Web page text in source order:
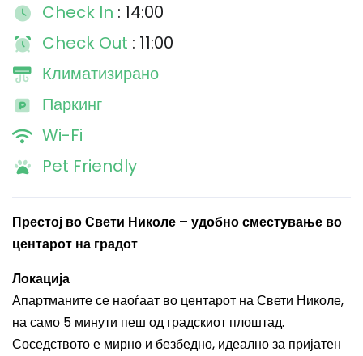
Check In : 14:00
Check Out : 11:00
Климатизирано
Паркинг
Wi-Fi
Pet Friendly
Престој во Свети Николе – удобно сместување во
центарот на градот
Локација
Апартманите се наоѓаат во центарот на Свети Николе,
на само 5 минути пеш од градскиот плоштад.
Соседството е мирно и безбедно, идеално за пријатен